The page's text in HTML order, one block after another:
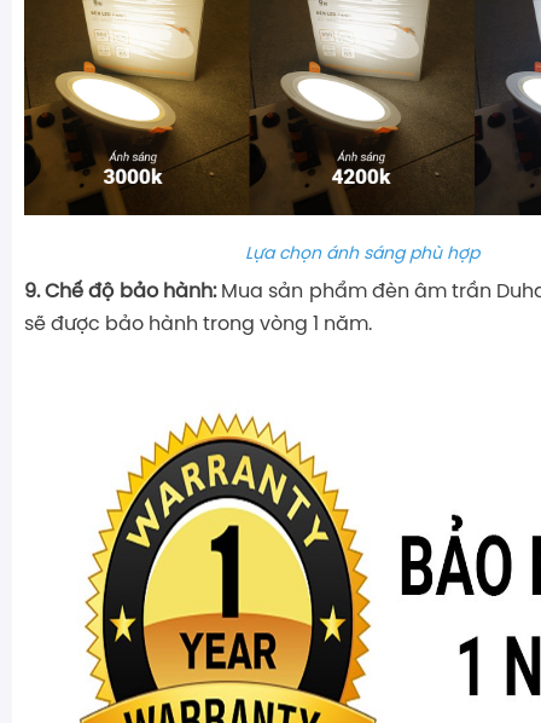
Lựa chọn ánh sáng phù hợp
9. Chế độ bảo hành: Mua sản phẩm đèn âm trần
sẽ được bảo hành trong vòng 1 năm.